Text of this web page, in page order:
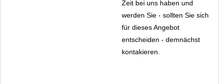
Zeit bei uns haben und
werden Sie - sollten Sie sich
für dieses Angebot
entscheiden - demnächst
kontakieren.